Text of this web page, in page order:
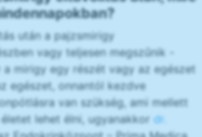
után a pajzsmirigy
vagy teljesen megszűnik -
mirigy egy részét vagy az egészet
egészet, onnantól kezdve
van szükség, ami mellett
lehet élni, ugyanakkor dr.